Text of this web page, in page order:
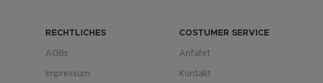
RECHTLICHES
AGBs
Impressum
COSTUMER SERVICE
Anfahrt
Kontakt